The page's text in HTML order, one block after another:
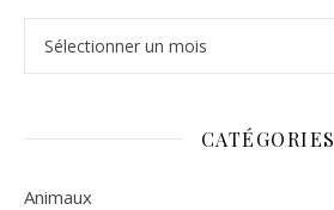
CATÉGORIES
Animaux